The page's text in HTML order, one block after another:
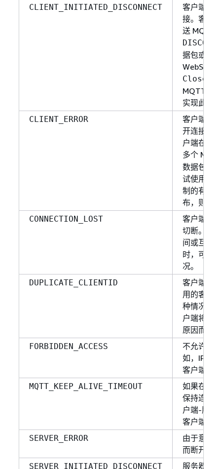
CLIENT_INITIATED_DISCONNECT
客户端指
接。客户
送 MQTT
据包或在
Close
MQTT 控
实现此目
CLIENT_ERROR
客户端出
开连接。
户端在同
多个
数据包，
试使用超
制的有效
布，则将
CONNECTION_LOST
客户端-服
切断。在
间或互联
时，可能
况。
DUPLICATE_CLIENTID
客户端使
用的客户
种情况下
户端将因
原因而断
FORBIDDEN_ACCESS
不允许连
如，IP 地
客户端将
MQTT_KEEP_ALIVE_TIMEOUT
如果在
保持连接
户端-服务
客户端将
SERVER_ERROR
由于意外
而断开连
SERVER_INITIATED_DISCONNECT 服务器出